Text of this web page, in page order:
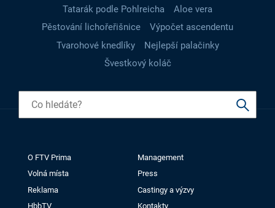
Tatarák podle Pohlreicha
Aloe vera
Pěstování lichořeřišnice
Výpočet ascendentu
Tvarohové knedlíky
Nejlepší palačinky
Švestkový koláč
O FTV Prima
Management
Volná místa
Press
Reklama
Castingy a výzvy
HbbTV
Kontakty